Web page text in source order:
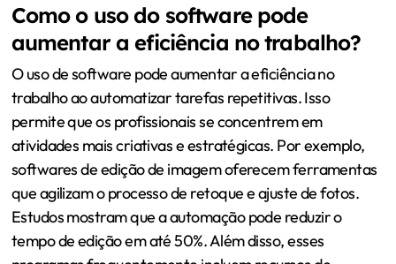
Como o uso do software pode
aumentar a eficiência no trabalho?
O uso de software pode aumentar a eficiência no
trabalho ao automatizar tarefas repetitivas. Isso
permite que os profissionais se concentrem em
atividades mais criativas e estratégicas. Por exemplo,
softwares de edição de imagem oferecem ferramentas
que agilizam o processo de retoque e ajuste de fotos.
Estudos mostram que a automação pode reduzir o
tempo de edição em até 50%. Além disso, esses